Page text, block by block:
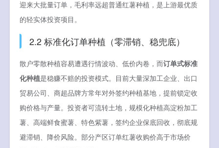
迎来大批量订单，毛利率远超普通红薯种植，是上游最优质
的轻实体投资项目。
2.2 标准化订单种植（零滞销、稳兜底）
散户零散种植容易遭遇行情波动、低价内卷，而订单式标准
化种植是稳赚不赔的投资模式。目前大量深加工企业、出口
贸易公司、商超品牌方常年对外签约种植基地，提前锁定收
购价格与产量。投资者可流转土地，规模化种植高淀粉加工
薯、高端鲜食蜜薯、特色紫薯，签约企业保底回收，彻底规
避滞销、降价风险。部分产区订单红薯收购价高于市场价